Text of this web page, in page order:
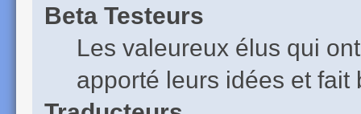
Beta Testeurs
Les valeureux élus qui
apporté leurs idées et